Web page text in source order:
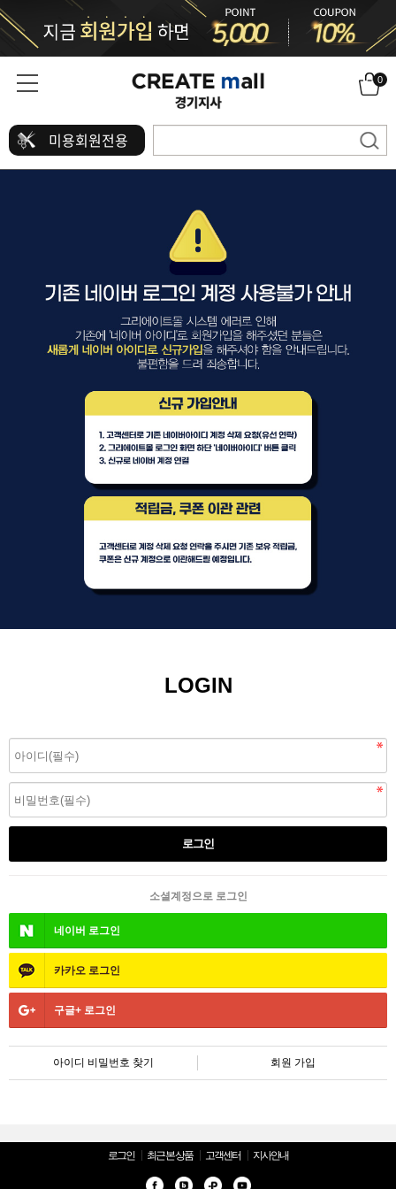
0
미용회원전용
LOGIN
소셜계정으로 로그인
네이버 로그인
카카오 로그인
구글+ 로그인
아이디 비밀번호 찾기 회원 가입
로그인 최근 본 상품 고객센터 지사안내